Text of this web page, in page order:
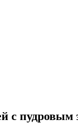
пудровым